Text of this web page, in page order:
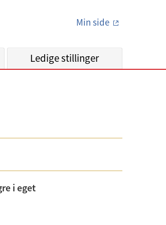
Min side
Ledige stillinger
i eget